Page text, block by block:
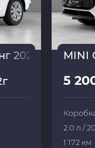
2022 MINI
5
2.0 л /
1 172 км